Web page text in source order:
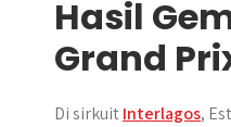
Hasil
Grand
Di sirkuitInterlagos,